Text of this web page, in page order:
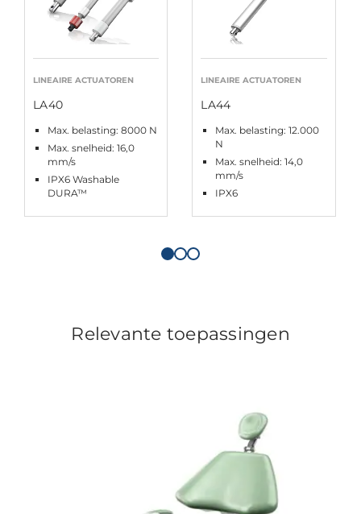
LINEAIRE ACTUATOREN
LA40
Max. belasting: 8000 N
Max. snelheid: 16,0
mm/s
IPX6 Washable
DURA™
LINEAIRE ACTUATOREN
LA44
Max. belasting: 12.000
N
Max. snelheid: 14,0
mm/s
IPX6
Relevante toepassingen